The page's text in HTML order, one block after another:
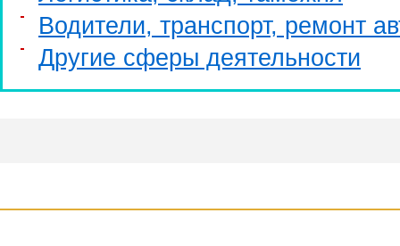
Водители, транспорт, ремонт
Другие сферы деятельности